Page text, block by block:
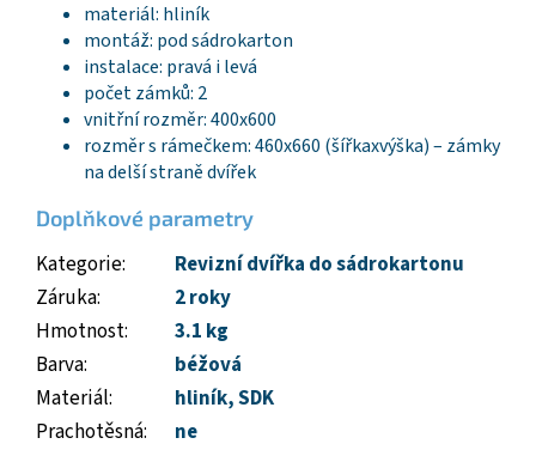
materiál: hliník
montáž: pod sádrokarton
instalace: pravá i levá
počet zámků: 2
vnitřní rozměr: 400x600
rozměr s rámečkem: 460x660 (šířkaxvýška) – zámky
na delší straně dvířek
Doplňkové parametry
Kategorie:
Revizní dvířka do sádrokartonu
Záruka:
2 roky
Hmotnost:
3.1 kg
Barva:
béžová
Materiál: hliník,SDK
Prachotěsná:
ne